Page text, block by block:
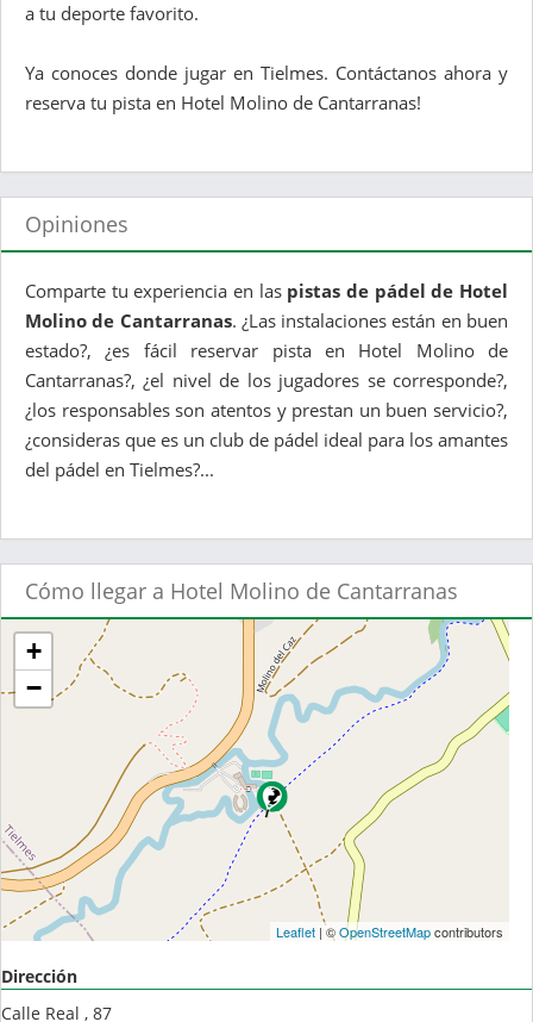
a tu deporte favorito.
Ya conoces donde jugar en Tielmes. Contáctanos ahora y
reserva tu pista en Hotel Molino de Cantarranas!
Opiniones
Comparte tu experiencia en las pistas de pádel de Hotel
Molino de Cantarranas. ¿Las instalaciones están en buen
estado?, ¿es fácil reservar pista en Hotel Molino de
Cantarranas?, ¿el nivel de los jugadores se corresponde?,
¿los responsables son atentos y prestan un buen servicio?,
¿consideras que es un club de pádel ideal para los amantes
del pádel en Tielmes?...
Cómo llegar a Hotel Molino de Cantarranas
+
−
Leaflet| ©OpenStreetMapcontributors
Dirección
Calle Real , 87